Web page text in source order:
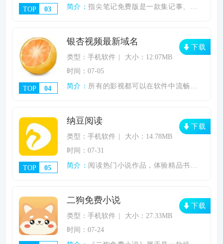
TOP 03
简介：指尖笔记免费版是一款集记事、日程管理、待
TOP 04
银杏视频最新域名
类型：手机软件
大小：12.07MB
时间：07-05
简介： 所有的影视都可以在软件中流畅的进行观看，
下载
TOP 05
纳豆阅读
类型：手机软件
大小：14.78MB
时间：07-31
简介： 阅读热门小说作品，体验精品书籍观看。《纳
下载
二狗免费小说
类型：手机软件
大小：27.33MB
时间：07-24
下载